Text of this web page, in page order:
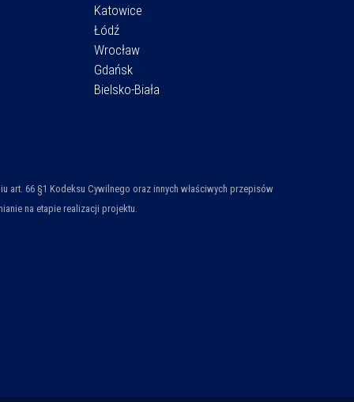
Katowice
Łódź
Wrocław
Gdańsk
Bielsko-Biała
art. 66 §1 Kodeksu Cywilnego oraz innych właściwych przepisów
na etapie realizacji projektu.